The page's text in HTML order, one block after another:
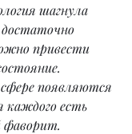
шагнула
достаточно
привести
появляются
каждого есть
фаворит.